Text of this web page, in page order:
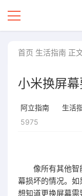
首页 生活指南 正
小米换屏
阿立指南 生活
5975
像所有其他智
幕损坏的情况。
想知道更换屏幕